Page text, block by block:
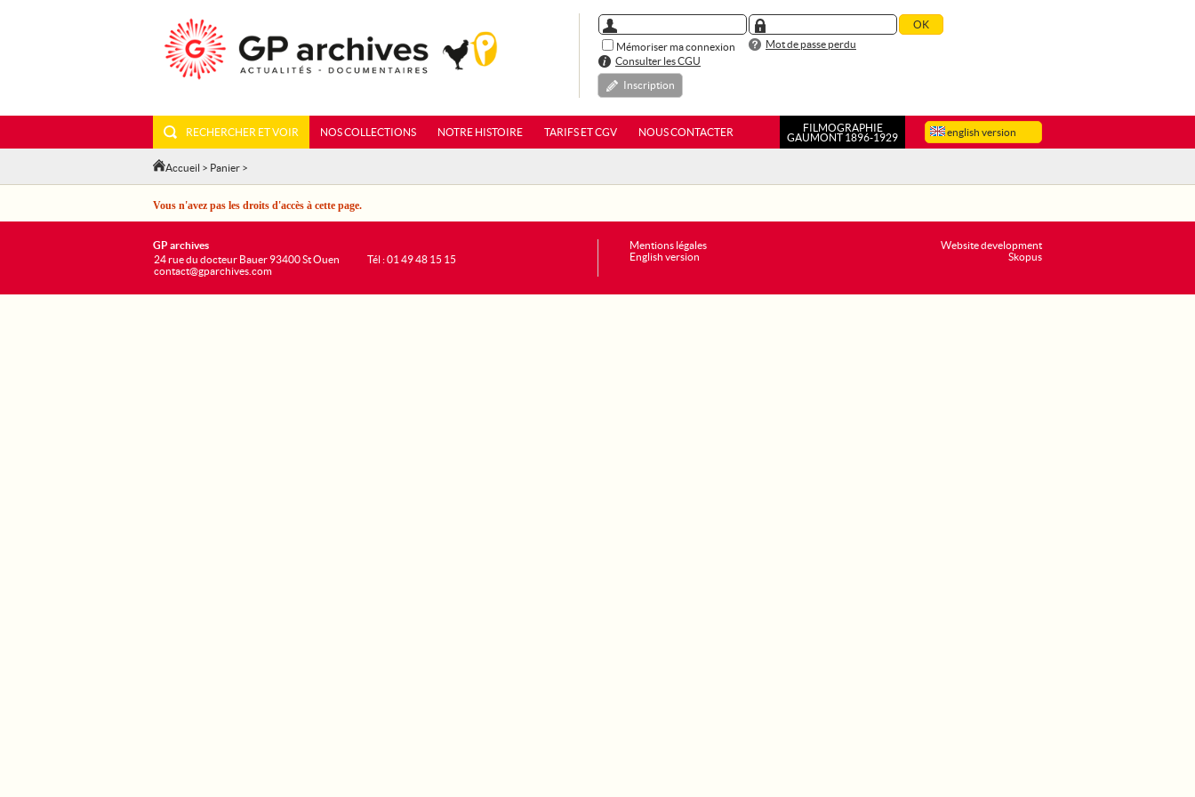
Mémoriser ma connexion
Mot de passe perdu
Consulter les CGU
Inscription
english version
RECHERCHER ET VOIR NOS COLLECTIONS NOTRE HISTOIRE TARIFS ET CGV NOUS CONTACTER
FILMOGRAPHIE
GAUMONT 1896-1929
Accueil > Panier >
Vous n'avez pas les droits d'accès à cette page.
Website development
Skopus
GP archives
24 rue du docteur Bauer 93400 St Ouen
contact@gparchives.com
Tél : 01 49 48 15 15
Mentions légales
English version